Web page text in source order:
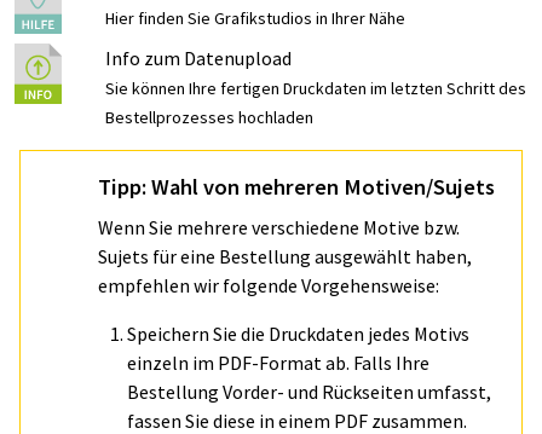
Hier finden Sie Grafikstudios in Ihrer Nähe
Info zum Datenupload
Sie können Ihre fertigen Druckdaten im letzten Schritt des
Bestellprozesses hochladen
Tipp: Wahl von mehreren Motiven/Sujets
Wenn Sie mehrere verschiedene Motive bzw.
Sujets für eine Bestellung ausgewählt haben,
empfehlen wir folgende Vorgehensweise:
Speichern Sie die Druckdaten jedes Motivs
einzeln im PDF-Format ab. Falls Ihre
Bestellung Vorder- und Rückseiten umfasst,
fassen Sie diese in einem PDF zusammen.